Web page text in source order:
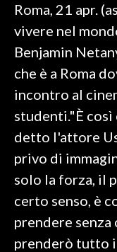
CALCIO REGIONALE
BASKET
VOLLEY
MOTORI
TENNIS
ALTRI SPORT
CULTURA
GOSSIP
Roma, 21 apr.
vivere nel
Benjamin
che è a Roma
incontro al
studenti."È così
detto l'attore
privo di
solo la forza, il
certo senso, è
prendere
prenderò tutto